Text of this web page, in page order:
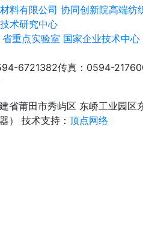
料有限公司 协同创新院高端纺
术研究中心
省重点实验室 国家企业技术中心
6721382传真：0594-
省莆田市秀屿区 东峤工业园区
）
技术支持： 顶点网络